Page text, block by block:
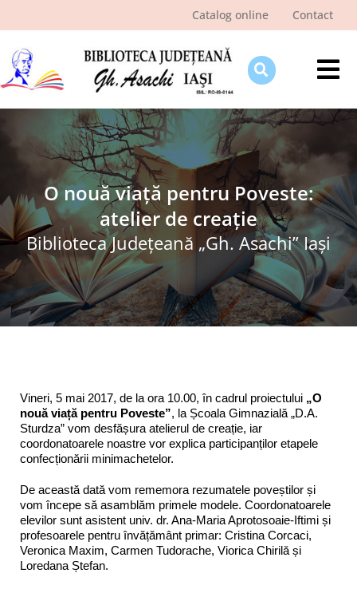
Catalog online Contact
Despre bibliotecă
Pagina cititorului
Ştiri şi evenimente
Programe şi proiecte
Interes public
O nouă viață pentru Poveste:
atelier de creație
Biblioteca Judeţeană „Gh. Asachi” Iaşi
Vineri, 5 mai 2017, de la ora 10.00, în cadrul proiectului „O
nouă viață pentru Poveste”, la Școala Gimnazială „D.A.
Sturdza” vom desfășura atelierul de creație, iar
coordonatoarele noastre vor explica participanților etapele
confecționării minimachetelor.
De această dată vom rememora rezumatele poveștilor și
vom începe să asamblăm primele modele. Coordonatoarele
elevilor sunt asistent univ. dr. Ana-Maria Aprotosoaie-Iftimi și
profesoarele pentru învățământ primar: Cristina Corcaci,
Veronica Maxim, Carmen Tudorache, Viorica Chirilă și
Loredana Ștefan.